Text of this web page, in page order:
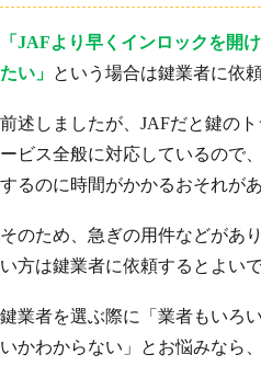
「JAFより早くインロックを開
たい」 という場合は鍵業者に依
前述しましたが、JAFだと鍵の
ービス全般に対応しているので
するのに時間がかかるおそれがあ
そのため、急ぎの用件などがあ
い方は鍵業者に依頼するとよいで
鍵業者を選ぶ際に「業者もいろ
いかわからない」とお悩みなら